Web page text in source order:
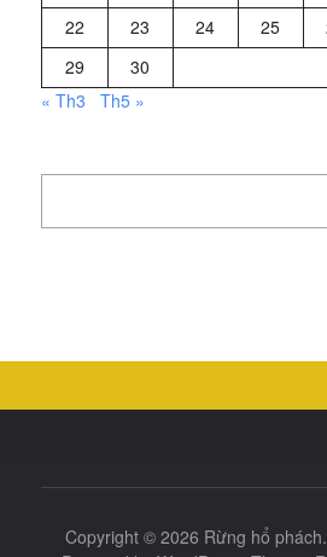
22
23 24 25
29
30
« Th3
Th5 »
cho:
Copyright © 2026 Rừng hổ phách